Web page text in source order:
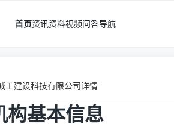
首页资讯资料视频问答导航
工建设科技有限公司详情
构基本信息